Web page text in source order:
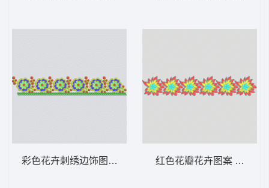
彩色花卉刺绣边饰图案 条带状 水溶条码网布红色花瓣花卉图案 条带状